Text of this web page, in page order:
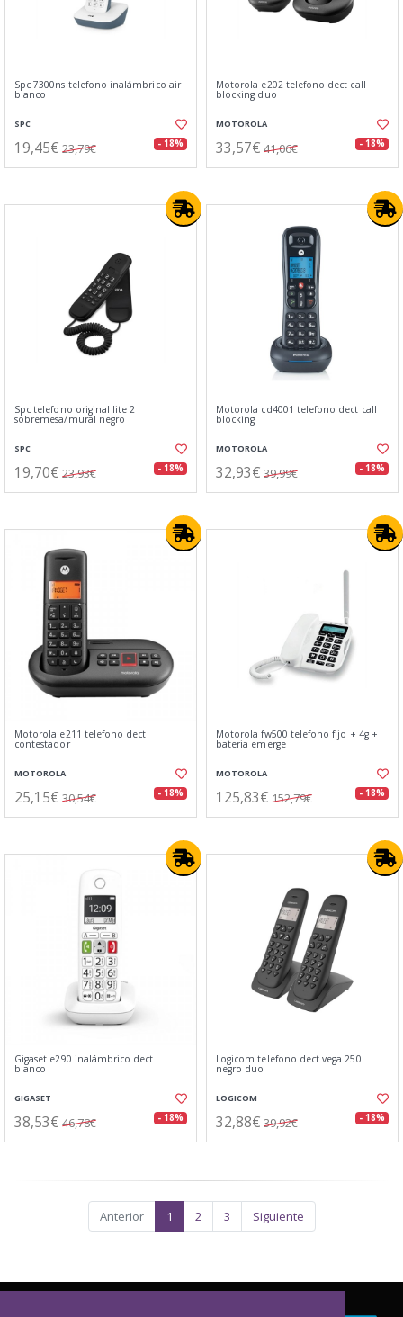
Spc 7300ns telefono inalámbrico air
blanco
SPC
19,45€ 23,79€ - 18%
Motorola e202 telefono dect call
blocking duo
MOTOROLA
33,57€ 41,06€ - 18%
Spc telefono original lite 2
sobremesa/mural negro
SPC
19,70€ 23,93€ - 18%
Motorola cd4001 telefono dect call
blocking
MOTOROLA
32,93€ 39,99€ - 18%
Motorola e211 telefono dect
contestador
MOTOROLA
25,15€ 30,54€ - 18%
Motorola fw500 telefono fijo + 4g +
bateria emerge
MOTOROLA
125,83€ 152,79€ - 18%
Gigaset e290 inalámbrico dect
blanco
GIGASET
38,53€ 46,78€ - 18%
Logicom telefono dect vega 250
negro duo
LOGICOM
32,88€ 39,92€ - 18%
Anterior 1 2 3 Siguiente